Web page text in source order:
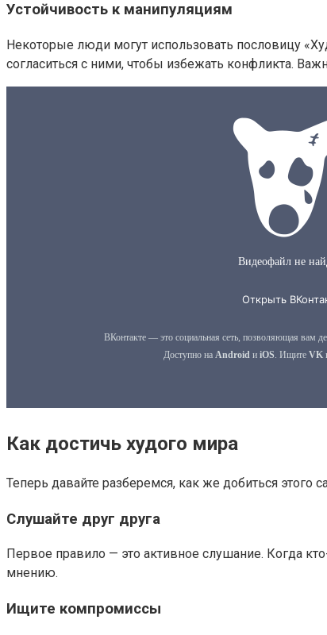
Устойчивость к манипуляциям
Некоторые люди могут использовать пословицу
согласиться с ними, чтобы избежать конфликта.
Как достичь худого мира
Теперь давайте разберемся, как же добиться этого
Слушайте друг друга
Первое правило — это активное слушание. Когда
мнению.
Ищите компромиссы